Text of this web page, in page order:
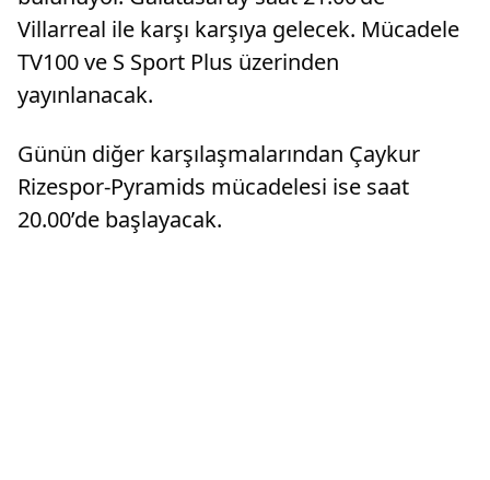
Villarreal ile karşı karşıya gelecek. Mücadele
TV100 ve S Sport Plus üzerinden
yayınlanacak.
Günün diğer karşılaşmalarından Çaykur
Rizespor-Pyramids mücadelesi ise saat
20.00’de başlayacak.